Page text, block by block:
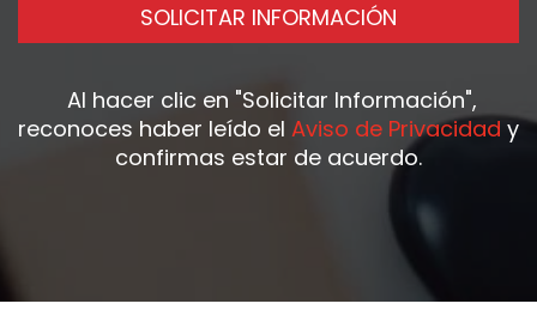
SOLICITAR INFORMACIÓN
Al hacer clic en "Solicitar Información",
reconoces haber leído el Aviso de Privacidad y
confirmas estar de acuerdo.